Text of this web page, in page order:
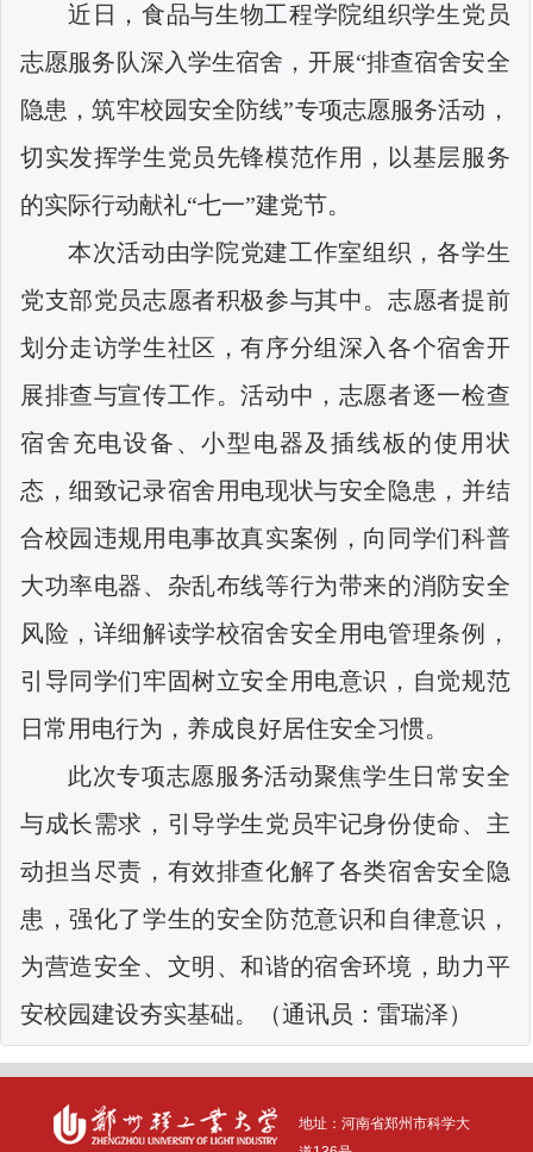
近日，食品与生物工程学院组织学生党员
志愿服务队深入学生宿舍，开展“排查宿舍安全
隐患，筑牢校园安全防线”专项志愿服务活动，
切实发挥学生党员先锋模范作用，以基层服务
的实际行动献礼“七一”建党节。
本次活动由学院党建工作室组织，各学生
党支部党员志愿者积极参与其中。志愿者提前
划分走访学生社区，有序分组深入各个宿舍开
展排查与宣传工作。活动中，志愿者逐一检查
宿舍充电设备、小型电器及插线板的使用状
态，细致记录宿舍用电现状与安全隐患，并结
合校园违规用电事故真实案例，向同学们科普
大功率电器、杂乱布线等行为带来的消防安全
风险，详细解读学校宿舍安全用电管理条例，
引导同学们牢固树立安全用电意识，自觉规范
日常用电行为，养成良好居住安全习惯。
此次专项志愿服务活动聚焦学生日常安全
与成长需求，引导学生党员牢记身份使命、主
动担当尽责，有效排查化解了各类宿舍安全隐
患，强化了学生的安全防范意识和自律意识，
为营造安全、文明、和谐的宿舍环境，助力平
安校园建设夯实基础。（通讯员：雷瑞泽）
地址：河南省郑州市科学大